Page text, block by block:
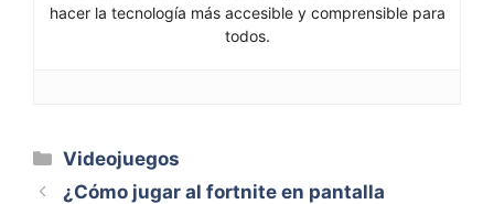
hacer la tecnología más accesible y comprensible para
todos.
Categorías
Videojuegos
¿Cómo jugar al fortnite en pantalla